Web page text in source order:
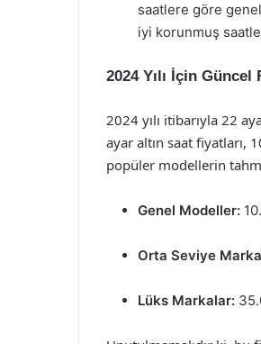
saatlere göre
iyi korunmuş
2024 Yılı İçin Güncel
2024 yılı itibarıyla 22
ayar altın saat fiyatları,
popüler modellerin
Genel Modeller:
Orta Seviye
Lüks Markalar: